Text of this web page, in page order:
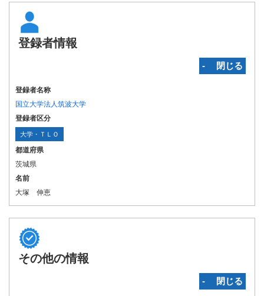
登録者情報
‐ 閉じる
登録者名称
国立大学法人筑波大学
登録者区分
大学・ＴＬＯ
都道府県
茨城県
名前
大塚 伸恵
その他の情報
‐ 閉じる